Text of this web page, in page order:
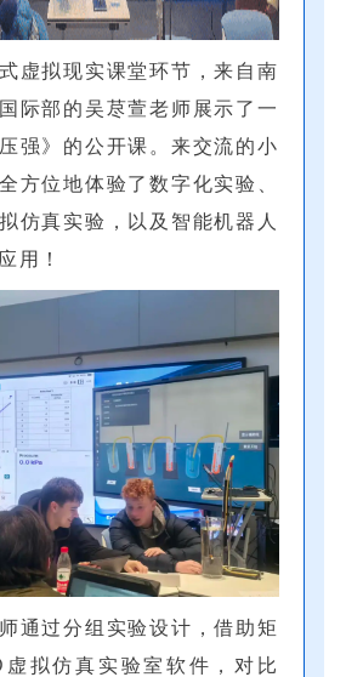
虚拟现实课堂环节，来自南
际部的吴荩萱老师展示了一
强》的公开课。来交流的小
方位地体验了数字化实验、
仿真实验，以及智能机器人
用！
通过分组实验设计，借助矩
拟仿真实验室软件，对比